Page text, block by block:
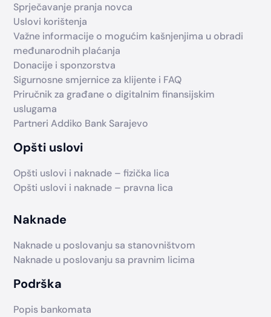
Sprječavanje pranja novca
Uslovi korištenja
Važne informacije o mogućim kašnjenjima u obradi
međunarodnih plaćanja
Donacije i sponzorstva
Sigurnosne smjernice za klijente i FAQ
Priručnik za građane o digitalnim finansijskim
uslugama
Partneri Addiko Bank Sarajevo
Opšti uslovi
Opšti uslovi i naknade – fizička lica
Opšti uslovi i naknade – pravna lica
Naknade
Naknade u poslovanju sa stanovništvom
Naknade u poslovanju sa pravnim licima
Podrška
Popis bankomata